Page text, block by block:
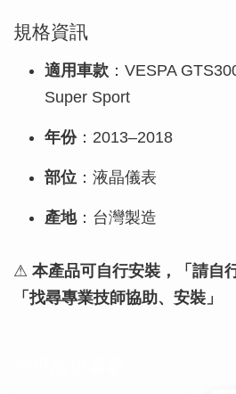
規格資訊
適用車款 ：VESPA
Super Sport
年份：2013–2018
部位 ：液晶儀表
產地：台灣製造
⚠ 本產品可自行安裝，「請自
「找尋專業技師協助、安裝」